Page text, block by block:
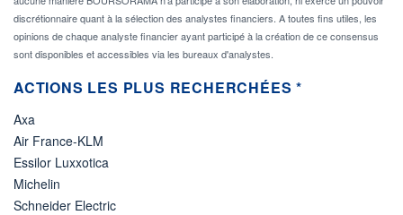
discrétionnaire quant à la sélection des analystes financiers. A toutes fins utiles, les
opinions de chaque analyste financier ayant participé à la création de ce consensus
sont disponibles et accessibles via les bureaux d'analystes.
ACTIONS LES PLUS RECHERCHÉES *
Axa
Air France-KLM
Essilor Luxxotica
Michelin
Schneider Electric